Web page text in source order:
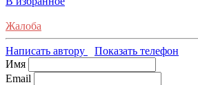
Жалоба
Написать автору
Показать телефон
Имя
Email